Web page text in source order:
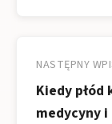
NASTĘPNY
Kiedy
medycyny